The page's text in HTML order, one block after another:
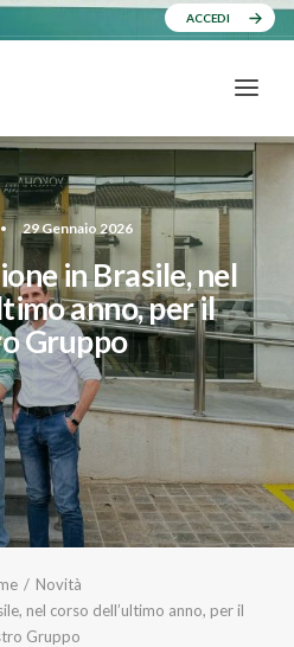
ACCEDI
• 29 Gennaio 2026
in Brasile, nel
anno, per il
Gruppo
Novità
nel corso dell’ultimo anno, per il
Gruppo